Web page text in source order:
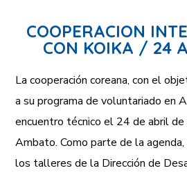
COOPERACION
CON KOIKA / 24
La cooperación coreana, con el
a su programa de voluntariado en
encuentro técnico el 24 de abril
Ambato. Como parte de la
los talleres de la Dirección de